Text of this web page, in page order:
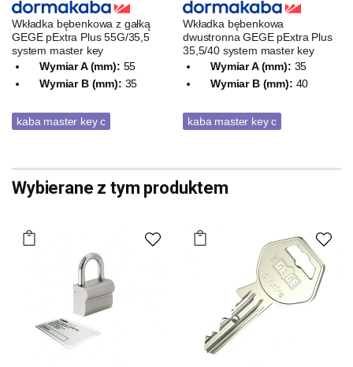
Wkładka bębenkowa z gałką
GEGE pExtra Plus 55G/35,5
system master key
Wymiar A (mm): 55
Wymiar B (mm): 35
kaba master key c
Wkładka bębenkowa
dwustronna GEGE pExtra Plus
35,5/40 system master key
Wymiar A (mm): 35
Wymiar B (mm): 40
kaba master key c
Wybierane z tym produktem